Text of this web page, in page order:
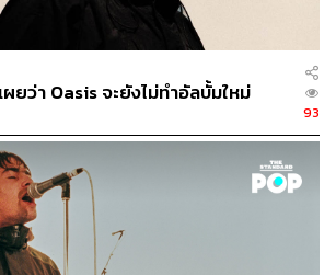
ยว่า Oasis จะยังไม่ทำอัลบั้มใหม่
93